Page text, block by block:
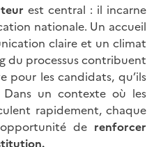
est central : il incarne
nationale. Un accueil
claire et un climat
du processus contribuent
pour les candidats, qu’ils
un contexte où les
rapidement, chaque
derenforcer